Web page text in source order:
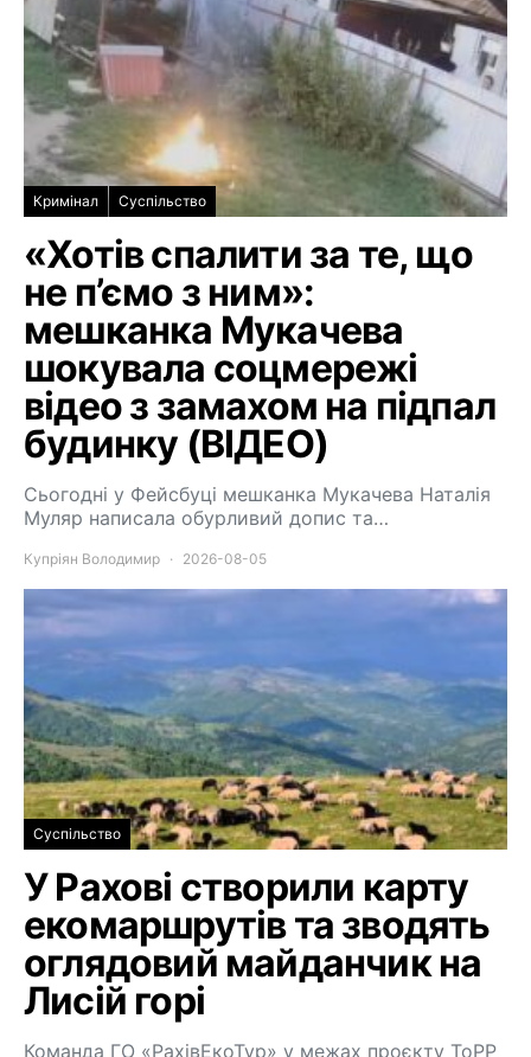
Кримінал Суспільство
«Хотів спалити за те, що
не п’ємо з ним»:
мешканка Мукачева
шокувала соцмережі
відео з замахом на підпал
будинку (ВІДЕО)
Сьогодні у Фейсбуці мешканка Мукачева Наталія
Муляр написала обурливий допис та…
Купріян Володимир 2026-08-05
Суспільство
У Рахові створили карту
екомаршрутів та зводять
оглядовий майданчик на
Лисій горі
Команда ГО «РахівЕкоТур» у межах проєкту ToPP